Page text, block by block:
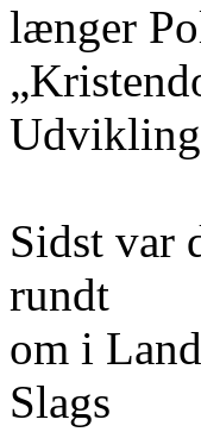
længer
Sidst var
rundt
om i
Slags